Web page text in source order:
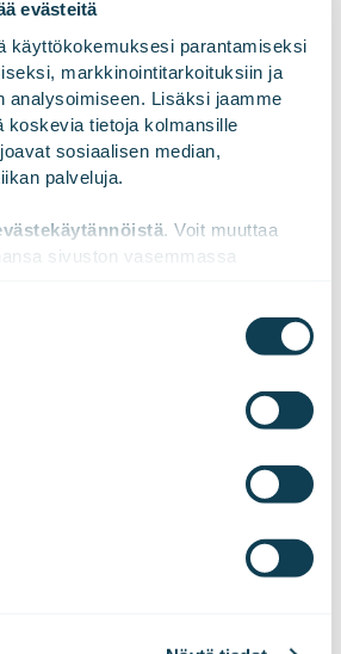
evästeitä
käyttökokemuksesi parantamiseksi
markkinointitarkoituksiin ja
analysoimiseen. Lisäksi jaamme
koskevia tietoja kolmansille
sosiaalisen median,
palveluja.
. Voit muuttaa
sivuston vasemmassa
ja lehdistötiedotteet